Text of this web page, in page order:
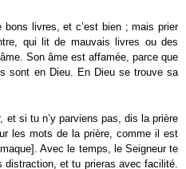
bons livres, et c’est bien ; mais prier
qui lit de mauvais livres ou des
Son âme est affamée, parce que
sont en Dieu. En Dieu se trouve sa
si tu n’y parviens pas, dis la prière
les mots de la prière, comme il est
Avec le temps, le Seigneur te
et tu prieras avec facilité.